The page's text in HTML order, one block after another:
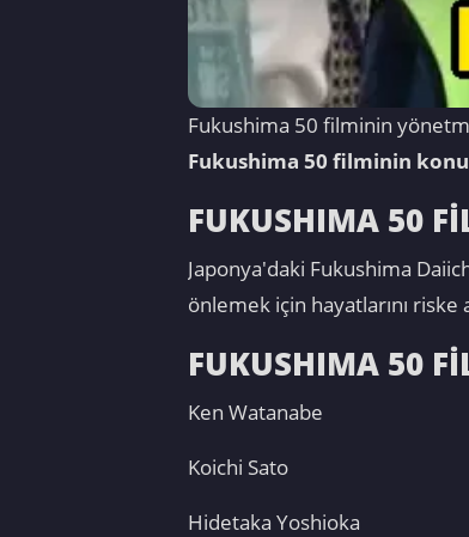
Fukushima 50 filminin
Fukushima 50 filminin
FUKUSHIMA 50
Japonya'daki Fukushima
önlemek için hayatlarını
FUKUSHIMA 50
Ken Watanabe
Koichi Sato
Hidetaka Yoshioka